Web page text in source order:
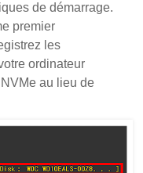
de démarrage.
premier
les
ordinateur
au lieu de